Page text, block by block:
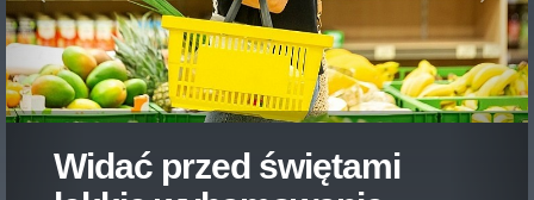
Widać przed świętami